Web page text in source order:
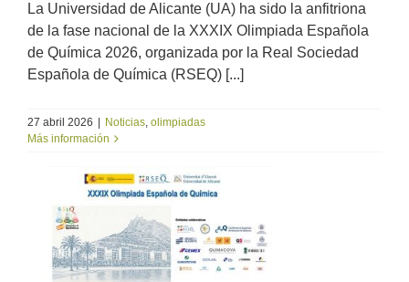
La Universidad de Alicante (UA) ha sido la anfitriona
de la fase nacional de la XXXIX Olimpiada Española
de Química 2026, organizada por la Real Sociedad
Española de Química (RSEQ) [...]
27 abril 2026 Noticias, olimpiadas
Más información